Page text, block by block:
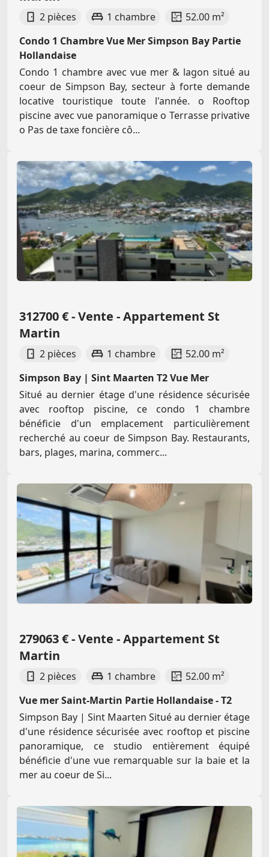
2 pièces 1 chambre
52.00 m²
Condo 1 Chambre Vue Mer Simpson Bay Partie
Hollandaise
Condo 1 chambre avec vue mer & lagon situé au
coeur de Simpson Bay, secteur à forte demande
locative touristique toute l'année. o Rooftop
piscine avec vue panoramique o Terrasse privative
o Pas de taxe foncière cô...
312700 € - Vente - Appartement St
Martin
2 pièces 1 chambre
52.00 m²
Simpson Bay | Sint Maarten T2 Vue Mer
Situé au dernier étage d'une résidence sécurisée
avec rooftop piscine, ce condo 1 chambre
bénéficie d'un emplacement particulièrement
recherché au coeur de Simpson Bay. Restaurants,
bars, plages, marina, commerc...
279063 € - Vente - Appartement St
Martin
2 pièces 1 chambre
52.00 m²
Vue mer Saint-Martin Partie Hollandaise - T2
Simpson Bay | Sint Maarten Situé au dernier étage
d'une résidence sécurisée avec rooftop et piscine
panoramique, ce studio entièrement équipé
bénéficie d'une vue remarquable sur la baie et la
mer au coeur de Si...